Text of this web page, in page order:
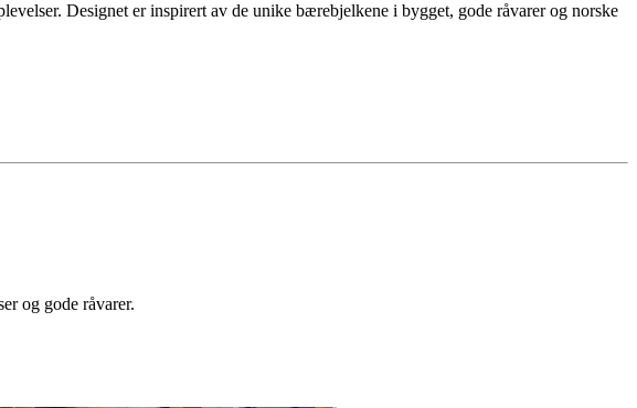
Designet er inspirert av de unike bærebjelkene i bygget, gode råvarer og norske
og gode råvarer.